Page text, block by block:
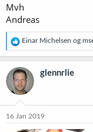
Mvh
Andreas
R
e
a
k
s
j
o
e
Einar Michelsen og
glennrlie
16 Jan 2019